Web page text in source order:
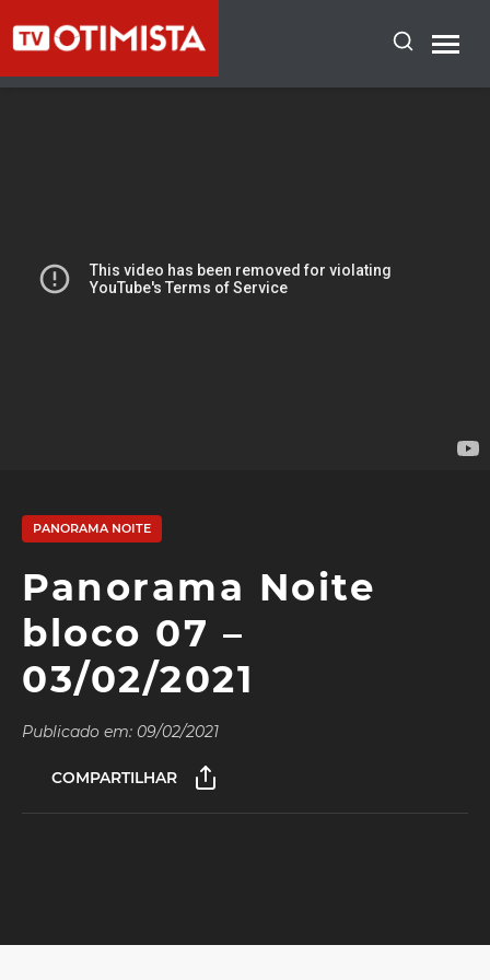
PANORAMA NOITE
Panorama Noite
bloco 07 –
03/02/2021
Publicado em: 09/02/2021
COMPARTILHAR